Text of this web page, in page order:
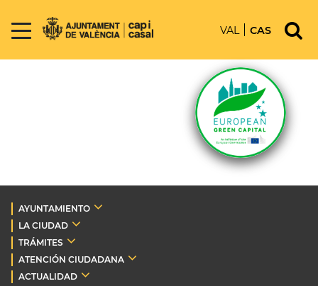
VAL CAS
AYUNTAMIENTO
LA CIUDAD
TRÁMITES
ATENCIÓN CIUDADANA
ACTUALIDAD